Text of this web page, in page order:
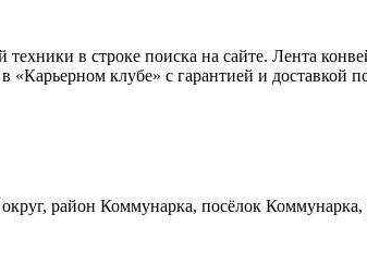
в строке поиска на сайте. Лента
«Карьерном клубе» с гарантией и доставкой
район Коммунарка, посёлок